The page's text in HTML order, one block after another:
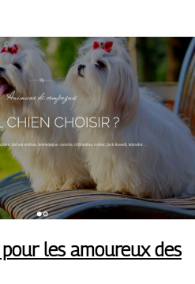
les amoureux des